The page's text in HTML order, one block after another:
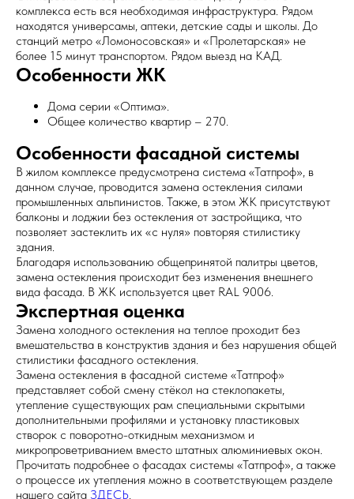
комплекса есть вся необходимая инфраструктура. Рядом
находятся универсамы, аптеки, детские сады и школы. До
станций метро «Ломоносовская» и «Пролетарская» не
более 15 минут транспортом. Рядом выезд на КАД.
Особенности ЖК
Дома серии «Оптима».
Общее количество квартир – 270.
Особенности фасадной системы
В жилом комплексе предусмотрена система «Татпроф», в
данном случае, проводится замена остекления силами
промышленных альпинистов. Также, в этом ЖК присутствуют
балконы и лоджии без остекления от застройщика, что
позволяет застеклить их «с нуля» повторяя стилистику
здания.
Благодаря использованию общепринятой палитры цветов,
замена остекления происходит без изменения внешнего
вида фасада. В ЖК используется цвет RAL 9006.
Экспертная оценка
Замена холодного остекления на теплое проходит без
вмешательства в конструктив здания и без нарушения общей
стилистики фасадного остекления.
Замена остекления в фасадной системе «Татпроф»
представляет собой смену стёкол на стеклопакеты,
утепление существующих рам специальными скрытыми
дополнительными профилями и установку пластиковых
створок с поворотно-откидным механизмом и
микропроветриванием вместо штатных алюминиевых окон.
Прочитать подробнее о фасадах системы «Татпроф», а также
о процессе их утепления можно в соответствующем разделе
нашего сайта ЗДЕСЬ